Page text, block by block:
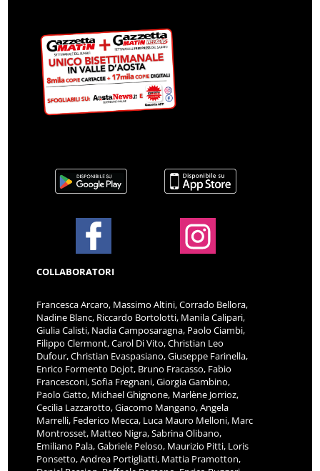
COLLABORATORI
Francesca Arcaro, Massimo Altini, Corrado Bellora,
Nadine Blanc, Riccardo Bortolotti, Manila Calipari,
Giulia Calisti, Nadia Camposaragna, Paolo Ciambi,
Filippo Clermont, Carol Di Vito, Christian Leo
Dufour, Christian Evaspasiano, Giuseppe Farinella,
Enrico Formento Dojot, Bruno Fracasso, Fabio
Francesconi, Sofia Fregnani, Giorgia Gambino,
Paolo Gatto, Michael Ghignone, Marlène Jorrioz,
Cecilia Lazzarotto, Giacomo Mangano, Angela
Marrelli, Federico Mecca, Luca Mauro Melloni, Marc
Montrosset, Matteo Nigra, Sabrina Olibano,
Emiliano Pala, Gabriele Peloso, Maurizio Pitti, Loris
Ponsetto, Andrea Portigliatti, Mattia Pramotton,